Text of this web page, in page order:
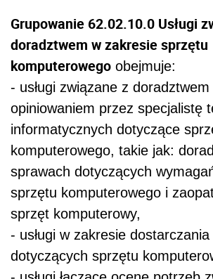
Grupowanie 62.02.10.0 Usługi
doradztwem w zakresie sprzętu
komputerowego obejmuje:
- usługi związane z doradztwem
opiniowaniem przez specjalistę
informatycznych dotyczące
komputerowego, takie jak:
sprawach dotyczących
sprzętu komputerowego i
sprzęt komputerowy,
- usługi w zakresie
dotyczących sprzętu